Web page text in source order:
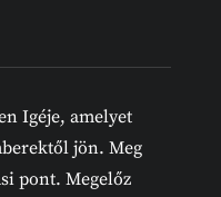
Igéje, amelyet
jön. Meg
pont. Megelőz